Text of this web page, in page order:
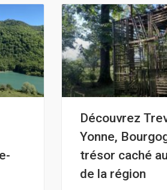
Découvrez
Yonne,
trésor caché
de la région